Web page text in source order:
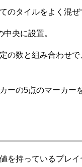
のタイルをよく混ぜ
央に設置。
の数と組み合わせ
ーの5点のマーカー
を持っているプレ